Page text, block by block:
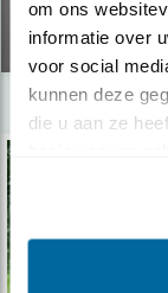
om ons
informatie over
voor social
kunnen deze
die u aan ze
08.03.21